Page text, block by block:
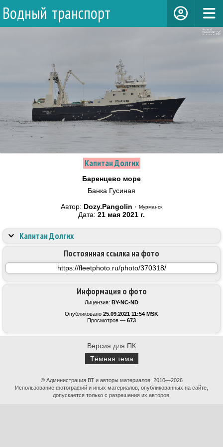
Водный транспорт
Капитан Долгих
Баренцево море
Банка Гусиная
Автор: Dozy.Pangolin · Мурманск
Дата: 21 мая 2021 г.
Информация о фото
Лицензия: BY-NC-ND
Опубликовано 25.09.2021 11:54 MSK
Просмотров — 673
Постоянная ссылка на фото
Капитан Долгих
Версия для ПК
Тёмная тема
© Администрация ВТ и авторы материалов, 2010—2026
Использование фотографий и иных материалов, опубликованных на сайте,
допускается только с разрешения их авторов.